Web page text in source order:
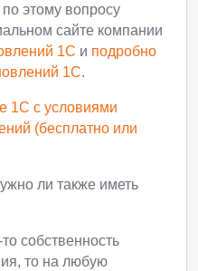
этому вопросу
сайте компании
1С и подробно
1С.
1С с условиями
(бесплатно или
ли также иметь
собственность
то на любую